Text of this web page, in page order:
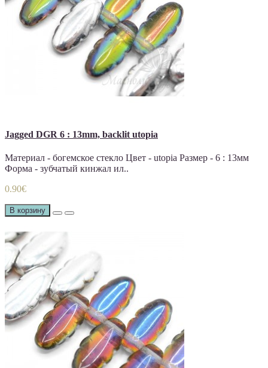
Jagged DGR 6 : 13mm, backlit utopia
Материал - богемское стекло Цвет - utopia Размер - 6 : 13мм
Форма - зубчатый кинжал ил..
0.90€
В корзину